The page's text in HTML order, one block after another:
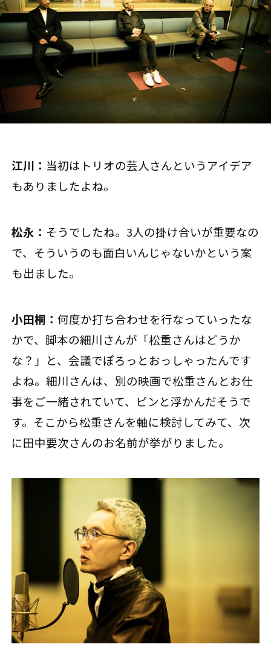
江川： 当初はトリオの芸人さんというアイデア
もありましたよね。
松永： そうでしたね。3人の掛け合いが重要なの
で、そういうのも面白いんじゃないかという案
も出ました。
小田桐：何度か打ち合わせを行なっていったな
かで、脚本の細川さんが「松重さんはどうか
な？」と、会議でぽろっとおっしゃったんです
よね。細川さんは、別の映画で松重さんとお仕
事をご一緒されていて、ピンと浮かんだそうで
す。そこから松重さんを軸に検討してみて、次
に田中要次さんのお名前が挙がりました。